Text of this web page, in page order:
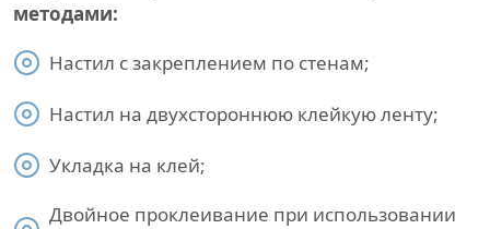
методами:
Настил с закреплением по стенам;
Настил на двухстороннюю клейкую ленту;
Укладка на клей;
Двойное проклеивание при использовании